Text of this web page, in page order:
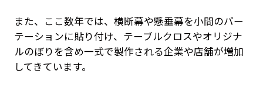
また、ここ数年では、横断幕や懸垂幕を小間のパー
テーションに貼り付け、テーブルクロスやオリジナ
ルのぼりを含め一式で製作される企業や店舗が増加
してきています。